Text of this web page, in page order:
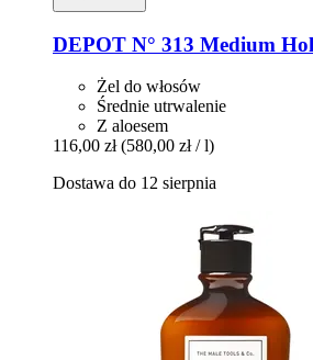
DEPOT N° 313 Medium
Żel do włosów
Średnie utrwalenie
Z aloesem
116,00 zł (580,00 zł / l)
Dostawa do 12 sierpnia